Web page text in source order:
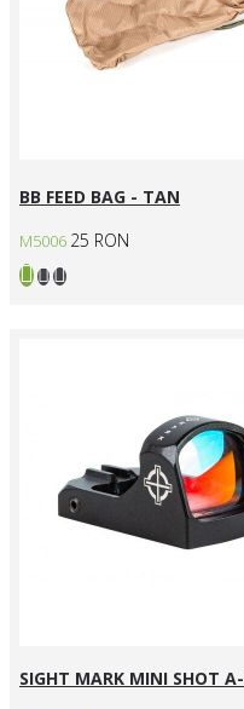
BB FEED BAG - TAN
M5006 25 RON
SIGHT MARK MINI SHOT